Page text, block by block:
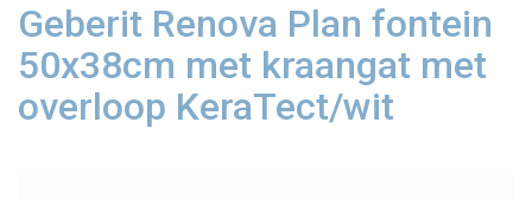
Geberit Renova Plan fontein
50x38cm met kraangat met
overloop KeraTect/wit